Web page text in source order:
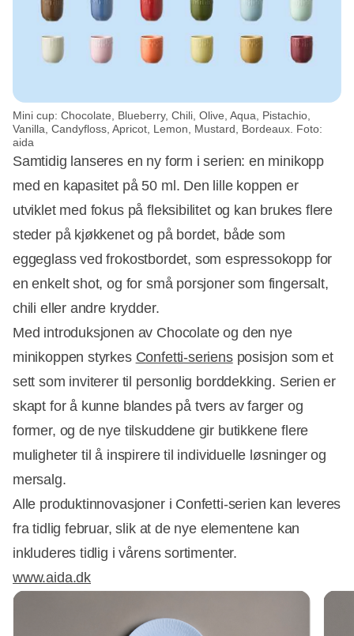
Mini cup: Chocolate, Blueberry, Chili, Olive, Aqua, Pistachio,
Vanilla, Candyfloss, Apricot, Lemon, Mustard, Bordeaux. Foto:
aida
Samtidig lanseres en ny form i serien: en minikopp
med en kapasitet på 50 ml. Den lille koppen er
utviklet med fokus på fleksibilitet og kan brukes flere
steder på kjøkkenet og på bordet, både som
eggeglass ved frokostbordet, som espressokopp for
en enkelt shot, og for små porsjoner som fingersalt,
chili eller andre krydder.
Med introduksjonen av Chocolate og den nye
minikoppen styrkes Confetti-seriensposisjon som et
sett som inviterer til personlig borddekking. Serien er
skapt for å kunne blandes på tvers av farger og
former, og de nye tilskuddene gir butikkene flere
muligheter til å inspirere til individuelle løsninger og
mersalg.
Alle produktinnovasjoner i Confetti-serien kan leveres
fra tidlig februar, slik at de nye elementene kan
inkluderes tidlig i vårens sortimenter.
www.aida.dk